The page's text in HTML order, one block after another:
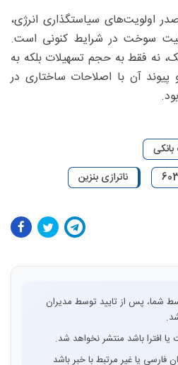
اولویت‌های سیاستگذاری انرژی،
سوخت در شرایط کنونی است.
نه فقط به حجم تسهیلات بلکه به
پیوند آن با اصلاحات ساختاری در
ناترازی بنزین
شما، پس از تایید توسط مدیران
افترا باشد منتشر نخواهد شد.
فارسی یا غیر مرتبط با خبر باشد